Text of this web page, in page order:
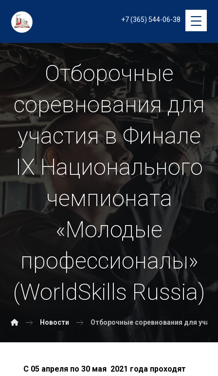
+7 (365) 544-06-38
Отборочные
соревнования для
участия в Финале
IX Национального
чемпионата
«Молодые
профессионалы»
(WorldSkills Russia)
Новости Отборочные соревнования для
С 05 апреля по 30 мая 2021 года проходят